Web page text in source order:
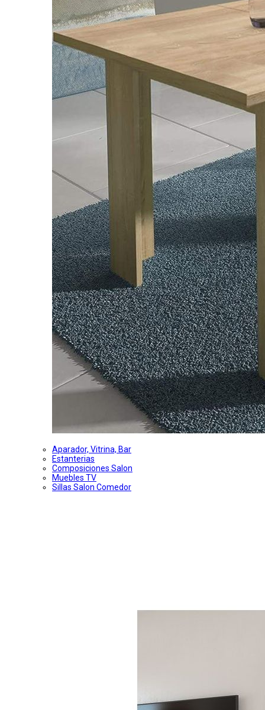
Aparador, Vitrina, Bar
Estanterias
Composiciones Salon
Muebles TV
Sillas Salon Comedor